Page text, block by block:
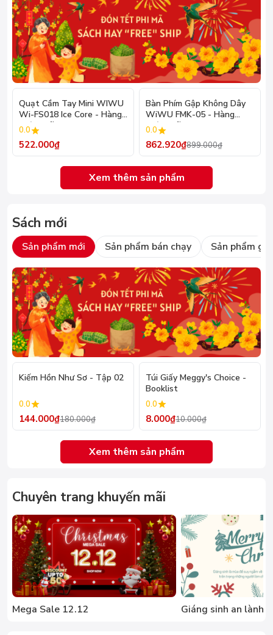
Quạt Cầm Tay Mini WIWU
Wi-FS018 Ice Core - Hàng
Chính Hãng
0.0
522.000₫
- 4%
Bàn Phím Gập Không Dây
WiWU FMK-05 - Hàng
Chính Hãng
0.0
862.920₫899.000₫
Xem thêm sản phẩm
Sách mới
Sản phẩm mới Sản phẩm bán chạy Sản phẩm
- 20%
Kiếm Hồn Như Sơ - Tập 02
0.0
144.000₫180.000₫
- 20%
Túi Giấy Meggy's Choice -
Booklist
0.0
8.000₫10.000₫
Xem thêm sản phẩm
Chuyên trang khuyến mãi
Mega Sale 12.12 Giáng sinh an lành